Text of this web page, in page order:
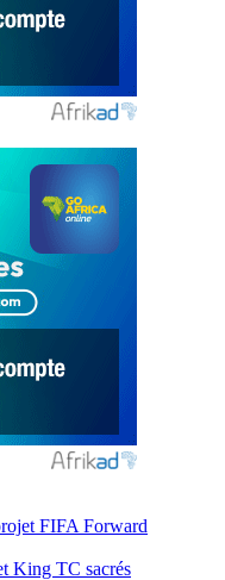
FIFA Forward
King TC sacrés